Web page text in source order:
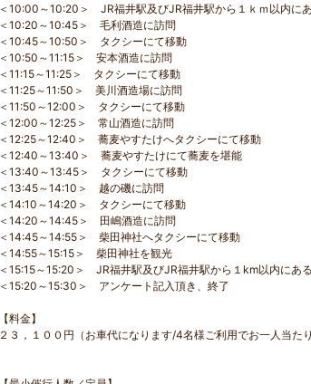
＜10:00～10:20＞ JR福井駅及びJR福井駅から１ｋｍ以内に
＜10:20～10:45＞ 毛利酒造に訪問
＜10:45～10:50＞ タクシーにて移動
＜10:50～11:15＞ 安本酒造に訪問
＜11:15～11:25＞ タクシーにて移動
＜11:25～11:50＞ 美川酒造場に訪問
＜11:50～12:00＞ タクシーにて移動
＜12:00～12:25＞ 常山酒造に訪問
＜12:25～12:40＞ 蕎麦やすたけへタクシーにて移動
＜12:40～13:40＞ 蕎麦やすたけにて蕎麦を堪能
＜13:40～13:45＞ タクシーにて移動
＜13:45～14:10＞ 越の磯に訪問
＜14:10～14:20＞ タクシーにて移動
＜14:20～14:45＞ 田嶋酒造に訪問
＜14:45～14:55＞ 柴田神社へタクシーにて移動
＜14:55～15:15＞ 柴田神社を観光
＜15:15～15:20＞ JR福井駅及びJR福井駅から１km以内にあ
＜15:20～15:30＞ アンケート記入頂き、終了
【料金】
２３，１００円（お車代になります/4名様ご利用でお一人当た